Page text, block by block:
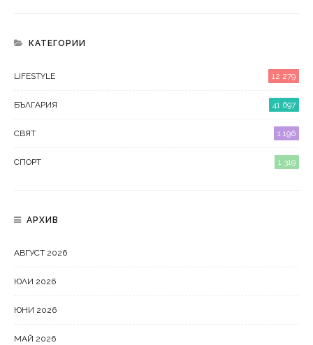
КАТЕГОРИИ
LIFESTYLE 12 279
БЪЛГАРИЯ 41 697
СВЯТ 1 196
СПОРТ 1 319
АРХИВ
АВГУСТ 2026
ЮЛИ 2026
ЮНИ 2026
МАЙ 2026